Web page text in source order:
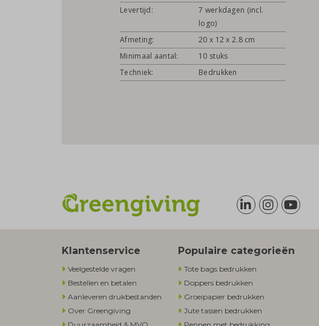
Levertijd:
7 werkdagen (incl.
logo)
Afmeting:
20 x 12 x 2.8 cm
Minimaal aantal:
10 stuks
Techniek:
Bedrukken
Klantenservice
Veelgestelde vragen
Bestellen en betalen
Aanleveren drukbestanden
Over Greengiving
Populaire categorieën
Tote bags bedrukken
Doppers bedrukken
Groeipapier bedrukken
Jute tassen bedrukken